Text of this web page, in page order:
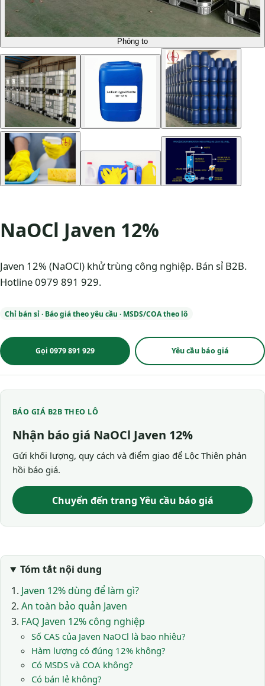
Phóng to
NaOCl Javen 12%
Javen 12% (NaOCl) khử trùng công nghiệp. Bán sỉ B2B.
Hotline 0979 891 929.
Chỉ bán sỉ · Báo giá theo yêu cầu · MSDS/COA theo lô
Gọi 0979 891 929 Yêu cầu báo giá
Tóm tắt nội dung
Javen 12% dùng để làm gì?
An toàn bảo quản Javen
FAQ Javen 12% công nghiệp
Số CAS của Javen NaOCl là bao nhiêu?
Hàm lượng có đúng 12% không?
Có MSDS và COA không?
Có bán lẻ không?
BÁO GIÁ B2B THEO LÔ
Nhận báo giá NaOCl Javen 12%
Gửi khối lượng, quy cách và điểm giao để Lộc Thiên phản
hồi báo giá.
Chuyển đến trang Yêu cầu báo giá